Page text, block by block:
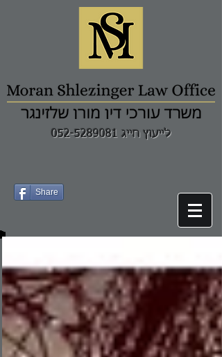
לייעוץ חייג 052-5289081
Share